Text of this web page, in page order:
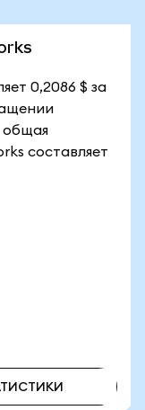
0,2086 $ за
общая
составляет